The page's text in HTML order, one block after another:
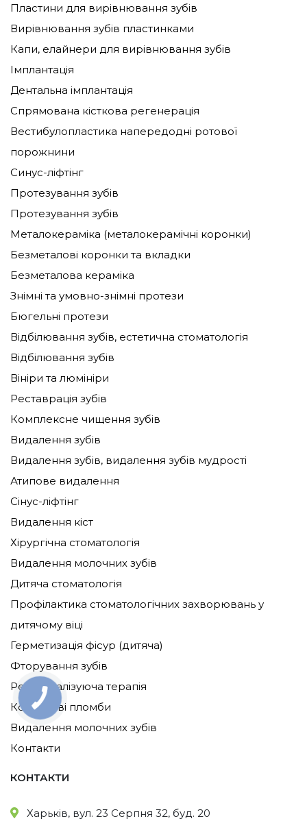
годин. Максимальний ефект гарантований
пацієнтам, які після процедури приступають
до домашньої методики ремінералізації -
користуються рекомендованими фахівцями
зубними пастами, ополіскувачами або
флосами.
Пластини для вирівнювання зубів
Вирівнювання зубів пластинками
Капи, елайнери для вирівнювання зубів
Імплантація
Дентальна імплантація
Спрямована кісткова регенерація
Вестибулопластика напередодні ротової
порожнини
Синус-ліфтінг
Протезування зубів
Протезування зубів
Металокераміка (металокерамічні коронки)
Безметалові коронки та вкладки
Безметалова кераміка
Знімні та умовно-знімні протези
Бюгельні протези
Відбілювання зубів, естетична стоматологія
Відбілювання зубів
Вініри та люмініри
Реставрація зубів
Комплексне чищення зубів
Видалення зубів
Видалення зубів, видалення зубів мудрості
Атипове видалення
Сінус-ліфтінг
Видалення кіст
Хірургічна стоматологія
Видалення молочних зубів
Дитяча стоматологія
Профілактика стоматологічних захворювань у
дитячому віці
Герметизація фісур (дитяча)
Фторування зубів
Ремінералізуюча терапія
Кольорові пломби
Видалення молочних зубів
Контакти
КОНТАКТИ
Харьків, вул. 23 Серпня 32, буд. 20